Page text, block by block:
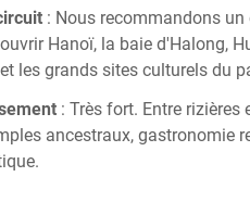
: Nous recommandons un
Hanoï, la baie d'Halong,
les grands sites culturels du
: Très fort. Entre rizières
ancestraux, gastronomie